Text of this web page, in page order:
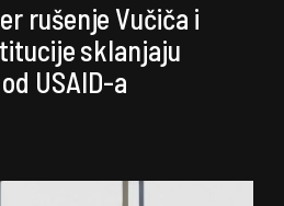
rušenje Vučiča i
sklanjaju
USAID-a